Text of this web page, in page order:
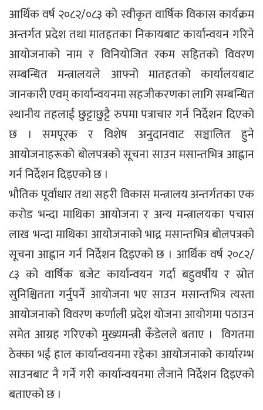
आर्थिक वर्ष २०८२/०८३ को स्वीकृत वार्षिक विकास कार्यक्रम
अन्तर्गत प्रदेश तथा मातहतका निकायबाट कार्यान्वयन गरिने
आयोजनाको नाम र विनियोजित रकम सहितको विवरण
सम्बन्धित मन्त्रालयले आफ्नो मातहतको कार्यालयबाट
जानकारी एवम् कार्यान्वयनमा सहजीकरणका लागि सम्बन्धित
स्थानीय तहलाई छुट्टाछुट्टै रुपमा पत्राचार गर्न निर्देशन दिएको
छ । समपूरक र विशेष अनुदानवाट सञ्चालित हुने
आयोजनाहरूको बोलपत्रको सूचना साउन मसान्तभित्र आह्वान
गर्न निर्देशन दिइएको छ ।
भौतिक पूर्वाधार तथा सहरी विकास मन्त्रालय अन्तर्गतका एक
करोड भन्दा माथिका आयोजना र अन्य मन्त्रालयका पचास
लाख भन्दा माथिका आयोजनाको भाद्र मसान्तभित्र बोलपत्रको
सूचना आह्वान गर्न निर्देशन दिइएको छ । आर्थिक वर्ष २०८२/
८३ को वार्षिक बजेट कार्यान्वयन गर्दा बहुवर्षीय र स्रोत
सुनिश्चितता गर्नुपर्ने आयोजना भए साउन मसान्तभित्र त्यस्ता
आयोजनाको विवरण कर्णाली प्रदेश योजना आयोगमा पठाउन
समेत आग्रह गरिएको मुख्यमन्त्री कँडेलले बताए । विगतमा
ठेक्का भई हाल कार्यान्वयनमा रहेका आयोजनाको कार्यारम्भ
साउनबाट नै गर्ने गरी कार्यान्वयनमा लैजाने निर्देशन दिइएको
बताएको छ ।